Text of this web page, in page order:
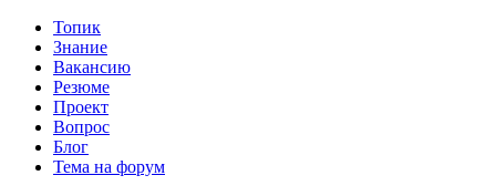
Топик
Знание
Вакансию
Резюме
Проект
Вопрос
Блог
Тема на форум